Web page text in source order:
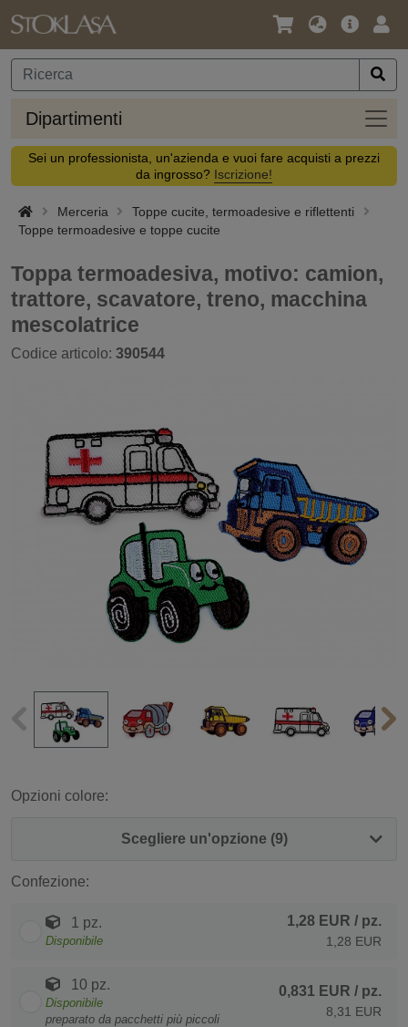
Lingua
Valuta
Offerta
Dipartimenti
Sei un professionista, un'azienda e vuoi fare acquisti a prezzi
da ingrosso? Iscrizione!
Merceria
Toppe cucite, termoadesive e riflettenti
Toppe termoadesive e toppe cucite
Toppa termoadesiva, motivo: camion,
trattore, scavatore, treno, macchina
mescolatrice
Codice articolo: 390544
Opzioni colore:
Scegliere un'opzione (9)
Confezione:
1 pz.
Disponibile
1,28 EUR / pz.
1,28 EUR
10 pz.
Disponibile
preparato da pacchetti più piccoli
0,831 EUR / pz.
8,31 EUR